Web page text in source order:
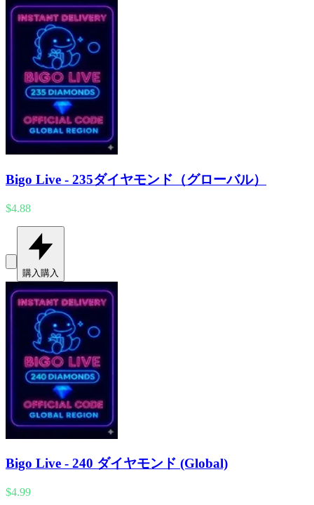
Bigo Live - 235ダイヤモンド（グローバル）
$4.88
購入 購入
Bigo Live - 240 ダイヤモンド (Global)
$4.99